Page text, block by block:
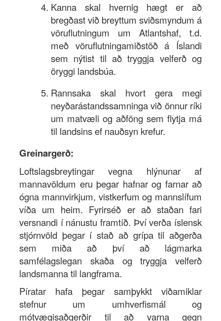
Kanna skal hvernig hægt er að
bregðast við breyttum sviðsmyndum á
vöruflutningum um Atlantshaf, t.d.
með vöruflutningamiðstöð á Íslandi
sem nýtist til að tryggja velferð og
öryggi landsbúa.
Rannsaka skal hvort gera megi
neyðarástandssamninga við önnur ríki
um matvæli og aðföng sem flytja má
til landsins ef nauðsyn krefur.
Greinargerð:
Loftslagsbreytingar vegna hlýnunar af
mannavöldum eru þegar hafnar og farnar að
ógna mannvirkjum, vistkerfum og mannslífum
víða um heim. Fyrirséð er að staðan fari
versnandi í nánustu framtíð. Því verða íslensk
stjórnvöld þegar í stað að grípa til aðgerða
sem miða að því að lágmarka
samfélagslegan skaða og tryggja velferð
landsmanna til langframa.
Píratar hafa þegar samþykkt viðamiklar
stefnur um umhverfismál og
mótvægisaðgerðir til að varna gegn